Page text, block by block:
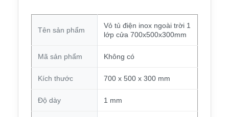
Tên sản phẩm
Vỏ tủ điện inox ngoài trời 1
lớp cửa 700x500x300mm
Mã sản phẩm Không có
Kích thước 700 x 500 x 300 mm
Độ dày 1 mm